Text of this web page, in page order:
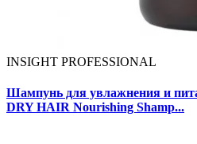
INSIGHT PROFESSIONAL
Шампунь для увлажнения и
DRY HAIR Nourishing Shamp...